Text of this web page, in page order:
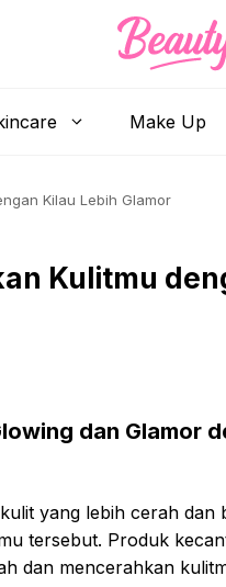
Make Up
Kilau Lebih Glamor
Kulitmu
dan Glamor
yang lebih cerah dan
tersebut. Produk
dan mencerahkan